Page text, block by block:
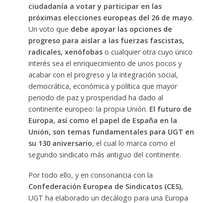
ciudadanía a votar y participar en las
próximas elecciones europeas del 26 de mayo.
Un voto que debe apoyar las opciones de
progreso para aislar a las fuerzas fascistas,
radicales, xenófobaso cualquier otra cuyo único
interés sea el enriquecimiento de unos pocos y
acabar con el progreso y la integración social,
democrática, económica y política que mayor
periodo de paz y prosperidad ha dado al
continente europeo: la propia Unión. El futuro de
Europa, así como el papel de España en la
Unión, son temas fundamentales para UGT en
su 130 aniversario, el cual lo marca como el
segundo sindicato más antiguo del continente.
Por todo ello, y en consonancia con la
Confederación Europea de Sindicatos (CES),
UGT ha elaborado un decálogo para una Europa